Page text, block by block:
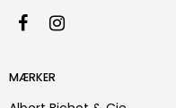
MÆRKER